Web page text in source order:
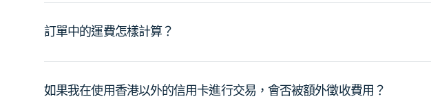
訂單中的運費怎樣計算？
如果我在使用香港以外的信用卡進行交易，會否被額外徵收費用？